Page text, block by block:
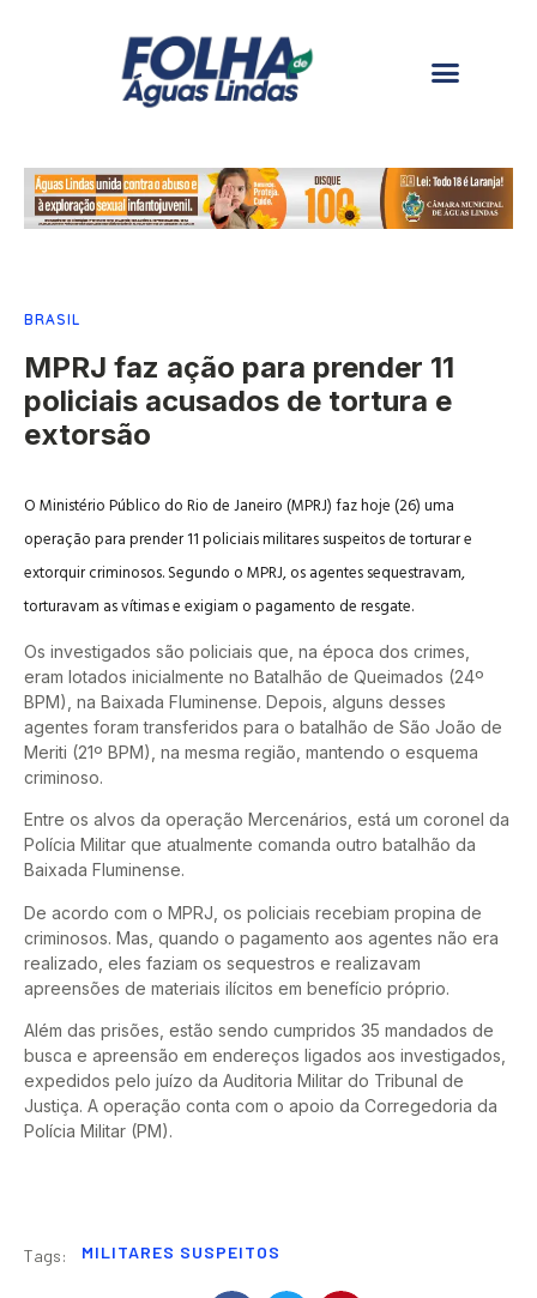
BRASIL
MPRJ faz ação para prender 11
policiais acusados de tortura e
extorsão
O Ministério Público do Rio de Janeiro (MPRJ) faz hoje (26) uma
operação para prender 11 policiais militares suspeitos de torturar e
extorquir criminosos. Segundo o MPRJ, os agentes sequestravam,
torturavam as vítimas e exigiam o pagamento de resgate.
Os investigados são policiais que, na época dos crimes,
eram lotados inicialmente no Batalhão de Queimados (24º
BPM), na Baixada Fluminense. Depois, alguns desses
agentes foram transferidos para o batalhão de São João de
Meriti (21º BPM), na mesma região, mantendo o esquema
criminoso.
Entre os alvos da operação Mercenários, está um coronel da
Polícia Militar que atualmente comanda outro batalhão da
Baixada Fluminense.
De acordo com o MPRJ, os policiais recebiam propina de
criminosos. Mas, quando o pagamento aos agentes não era
realizado, eles faziam os sequestros e realizavam
apreensões de materiais ilícitos em benefício próprio.
Além das prisões, estão sendo cumpridos 35 mandados de
busca e apreensão em endereços ligados aos investigados,
expedidos pelo juízo da Auditoria Militar do Tribunal de
Justiça. A operação conta com o apoio da Corregedoria da
Polícia Militar (PM).
Tags: MILITARES SUSPEITOS